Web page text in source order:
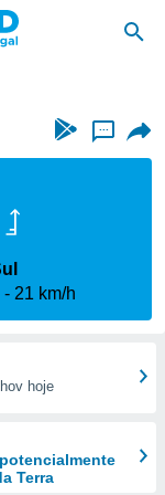
...
21 km/h
hoje
Terra